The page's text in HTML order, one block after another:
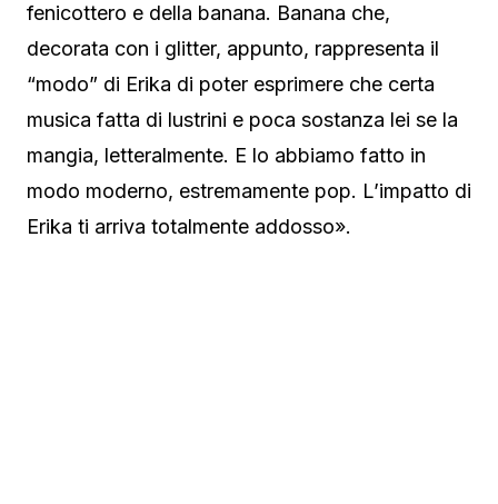
fenicottero e della banana. Banana che,
decorata con i glitter, appunto, rappresenta il
“modo” di Erika di poter esprimere che certa
musica fatta di lustrini e poca sostanza lei se la
mangia, letteralmente. E lo abbiamo fatto in
modo moderno, estremamente pop. L’impatto di
Erika ti arriva totalmente addosso».